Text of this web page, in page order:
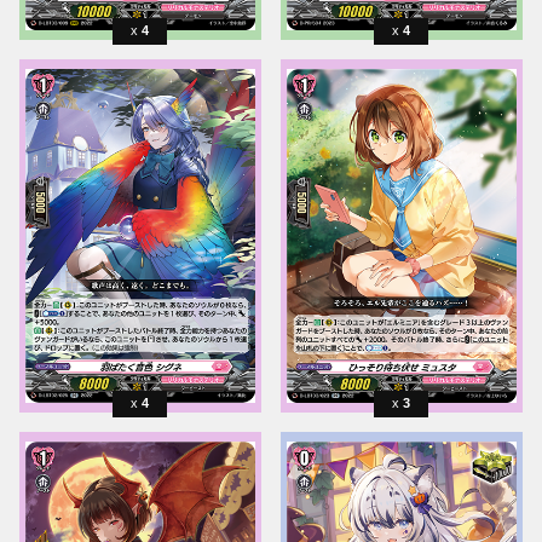
4 4
4 3